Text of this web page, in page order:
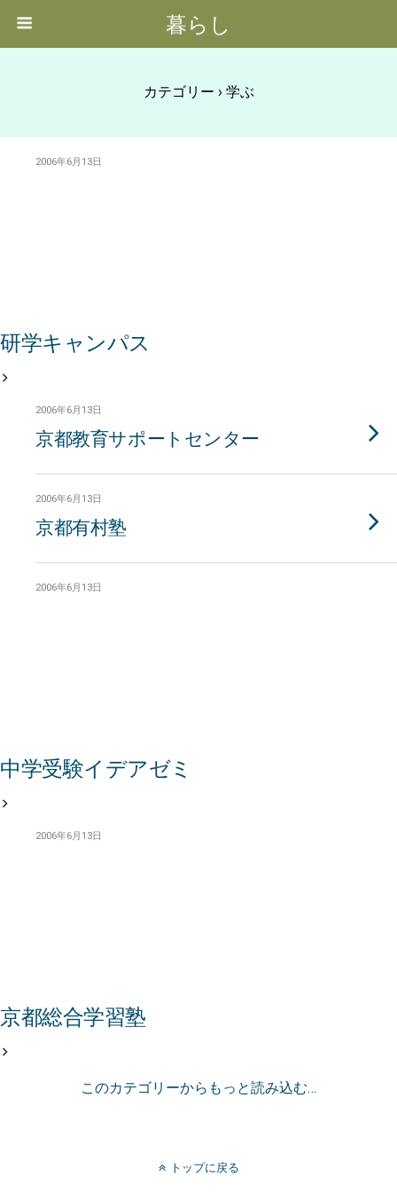
暮らし
カテゴリー › 学ぶ
2006年6月13日
研学キャンパス
2006年6月13日
京都教育サポートセンター
2006年6月13日
京都有村塾
2006年6月13日
中学受験イデアゼミ
2006年6月13日
京都総合学習塾
このカテゴリーからもっと読み込む…
トップに戻る